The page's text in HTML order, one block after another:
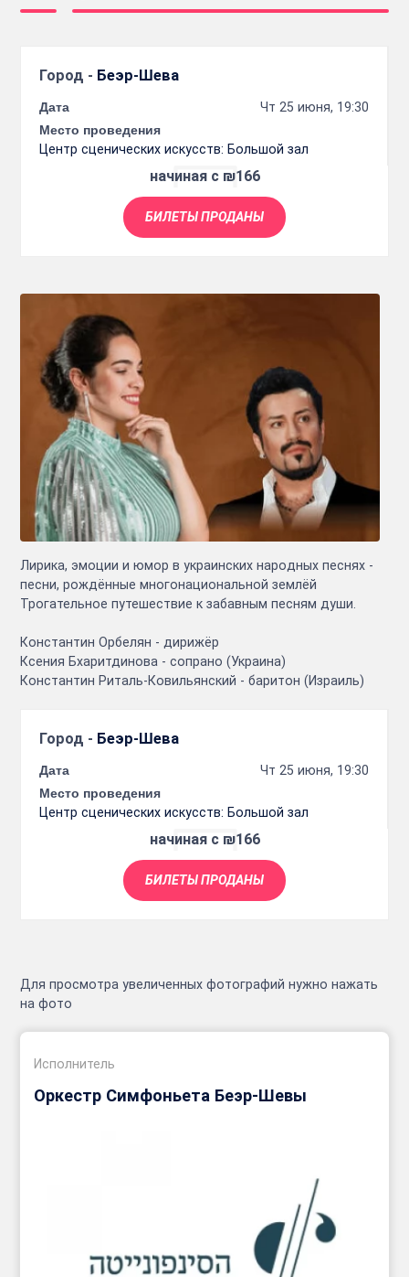
Город - Беэр-Шева
Дата
Чт 25 июня, 19:30
Место проведения
Центр сценических искусств: Большой зал
начиная с ₪166
БИЛЕТЫ ПРОДАНЫ
Лирика, эмоции и юмор в украинских народных песнях -
песни, рождённые многонациональной землёй
Трогательное путешествие к забавным песням души.
Константин Орбелян - дирижёр
Ксения Бхаритдинова - сопрано (Украина)
Константин Риталь-Ковильянский - баритон (Израиль)
Город - Беэр-Шева
Дата
Чт 25 июня, 19:30
Место проведения
Центр сценических искусств: Большой зал
начиная с ₪166
БИЛЕТЫ ПРОДАНЫ
Для просмотра увеличенных фотографий нужно нажать
на фото
Исполнитель
Оркестр Симфоньета Беэр-Шевы